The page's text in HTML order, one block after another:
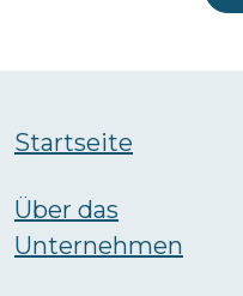
Startseite
Über das
Unternehmen